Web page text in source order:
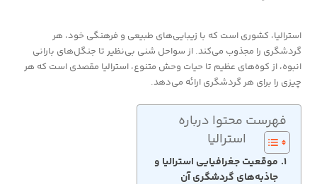
استرالیا، کشوری است که با زیبایی‌های طبیعی و فرهنگی خود، هر
گردشگری را مجذوب می‌کند. از سواحل شنی بی‌نظیر تا جنگل‌های بارانی
انبوه، از کوه‌های عظیم تا حیات وحش متنوع، استرالیا مقصدی است که هر
چیزی را برای هر گردشگری ارائه می‌دهد.
فهرست محتوا درباره
استرالیا
موقعیت جغرافیایی استرالیا و
جاذبه‌های گردشگری آن